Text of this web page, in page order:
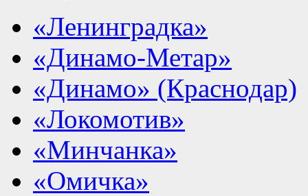
«Ленинградка»
«Динамо-Метар»
«Динамо» (Краснодар)
«Локомотив»
«Минчанка»
«Омичка»